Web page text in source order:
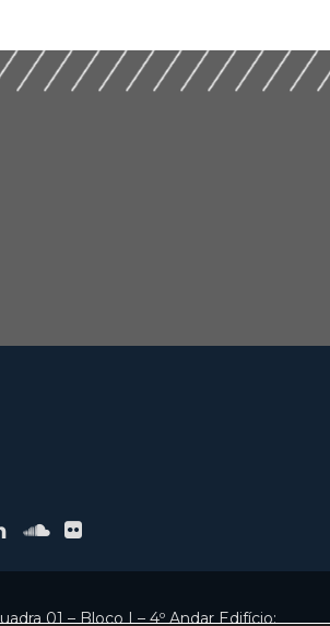
01 – Bloco I – 4º Andar Edifício: